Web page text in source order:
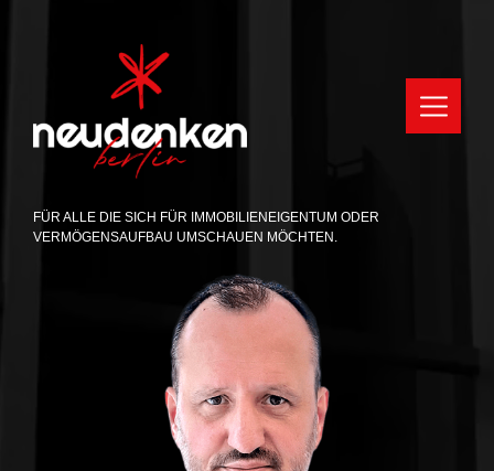
FÜR ALLE DIE SICH FÜR IMMOBILIENEIGENTUM ODER
VERMÖGENSAUFBAU UMSCHAUEN MÖCHTEN.